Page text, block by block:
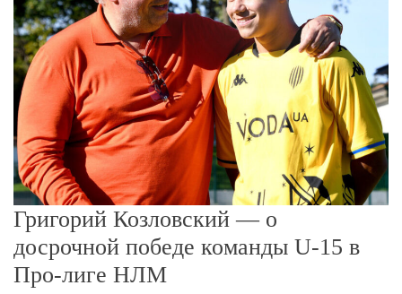
р
е
ж
и
м
у
Григорий Козловский — о
досрочной победе команды U-15 в
Про-лиге НЛМ